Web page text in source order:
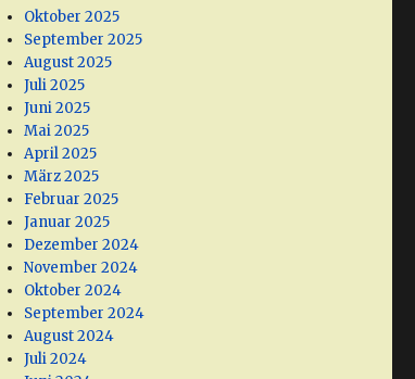
Oktober 2025
September 2025
August 2025
Juli 2025
Juni 2025
Mai 2025
April 2025
März 2025
Februar 2025
Januar 2025
Dezember 2024
November 2024
Oktober 2024
September 2024
August 2024
Juli 2024